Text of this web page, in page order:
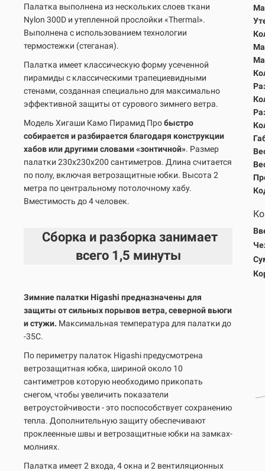
Палатка выполнена из нескольких слоев ткани
Nylon 300D и утепленной прослойки «Thermal».
Выполнена с использованием технологии
термостежки (стеганая).
Палатка имеет классическую форму усеченной
пирамиды с классическими трапециевидными
стенами, созданная специально для максимально
эффективной защиты от сурового зимнего ветра.
Модель Хигаши Камо Пирамид Пробыстро
собирается и разбирается благодаря конструкции
хабов или другими словами «зонтичной». Размер
палатки 230х230х200 сантиметров. Длина считается
по полу, включая ветрозащитные юбки. Высота 2
метра по центральному потолочному хабу.
Вместимость до 4 человек.
Сборка и разборка занимает
всего 1,5 минуты
Зимние палатки Higashi предназначены для
защиты от сильных порывов ветра, северной вьюги
и стужи. Максимальная температура для палатки до
-35С.
По периметру палаток Higashi предусмотрена
ветрозащитная юбка, шириной около 10
сантиметров которую необходимо прикопать
снегом, чтобы увеличить показатели
ветроустойчивости - это поспособствует сохранению
тепла. Дополнительную защиту обеспечивают
проклеенные швы и ветрозащитные юбки на замках-
молниях.
Палатка имеет 2 входа, 4 окна и 2 вентиляционных